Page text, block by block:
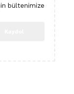
bültenimize